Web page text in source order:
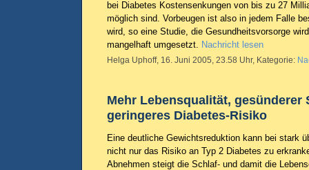
bei Diabetes Kostensenkungen von bis zu 27
möglich sind. Vorbeugen ist also in jedem Falle
wird, so eine Studie, die Gesundheitsvorsorge
mangelhaft umgesetzt. Nachricht lesen
Helga Uphoff, 16. Juni 2005, 23.58 Uhr, Kategorie:
Mehr Lebensqualität, gesünderer
geringeres Diabetes-Risiko
Eine deutliche Gewichtsreduktion kann bei stark
nicht nur das Risiko an Typ 2 Diabetes zu
Abnehmen steigt die Schlaf- und damit die